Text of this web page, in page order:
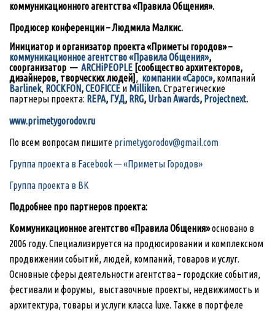
коммуникационного агентства «Правила Общения».
Продюсер конференции – Людмила Малкис.
Инициатор и организатор проекта «Приметы городов» –
коммуникационное агентство «Правила Общения»,
соорганизатор — ARCHiPEOPLE [сообщество архитекторов,
дизайнеров, творческих людей] , компании «Сарос», компаний
Barlinek, ROCKFON,CEOFICCE и Milliken.Стратегические
партнеры проекта: REPA, ГУД, RRG, Urban Awards, Projectnext.
www.primetygorodov.ru
По всем вопросам пишите primetygorodov@gmail.com
Группа проекта в Facebook — «Приметы Городов»
Группа проекта в ВК
Подробнее про партнеров проекта:
Коммуникационное агентство «Правила Общения»основано в
2006 году. Специализируется на продюсировании и комплексном
продвижении событий, людей, компаний, товаров и услуг.
Основные сферы деятельности агентства – городские события,
фестивали и форумы, выставочные проекты, недвижимость и
архитектура, товары и услуги класса luxe. Также в портфеле